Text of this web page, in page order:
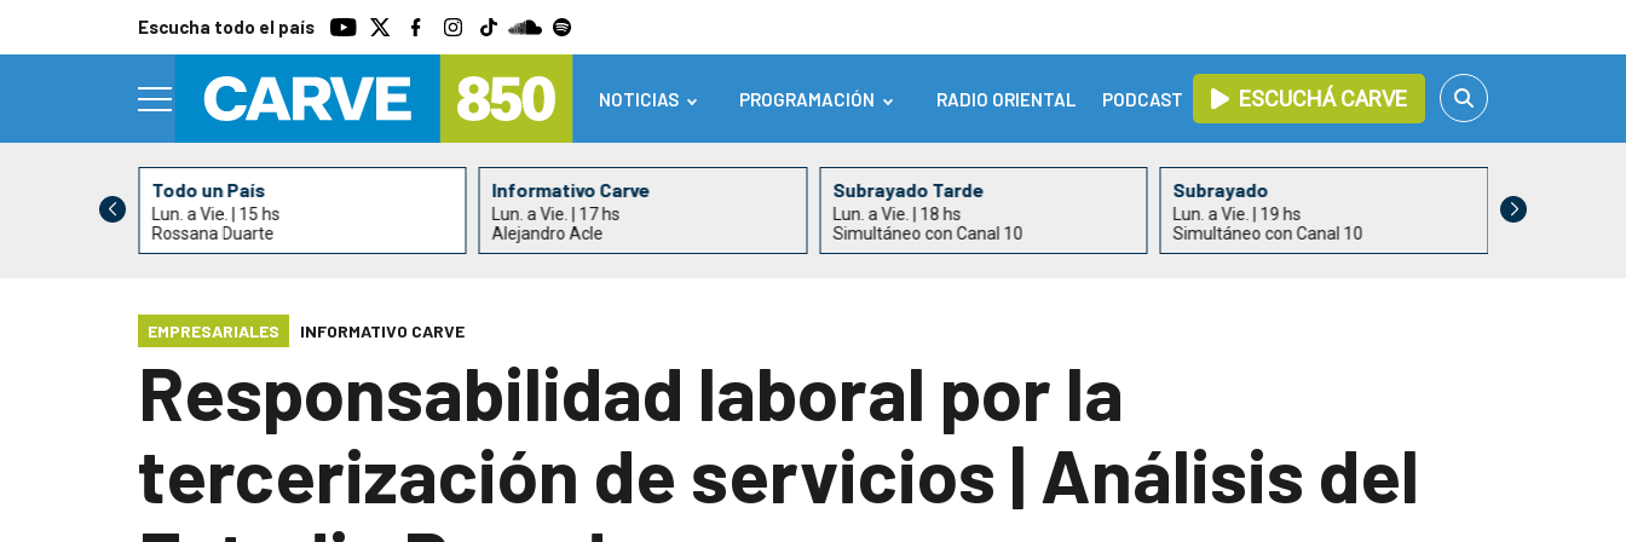
Escucha todo el país
NOTICIAS PROGRAMACIÓN RADIO ORIENTAL PODCAST ESCUCHÁ CARVE
Todo un País
Lun. a Vie. | 15 hs
Rossana Duarte
Informativo Carve
Lun. a Vie. | 17 hs
Alejandro Acle
Subrayado Tarde
Lun. a Vie. | 18 hs
Simultáneo con Canal 10
Subrayado
Lun. a Vie. | 19 hs
Simultáneo con Canal 10
Lun. a Vie. | 21
EMPRESARIALES INFORMATIVO CARVE
Responsabilidad laboral por la
tercerización de servicios | Análisis del